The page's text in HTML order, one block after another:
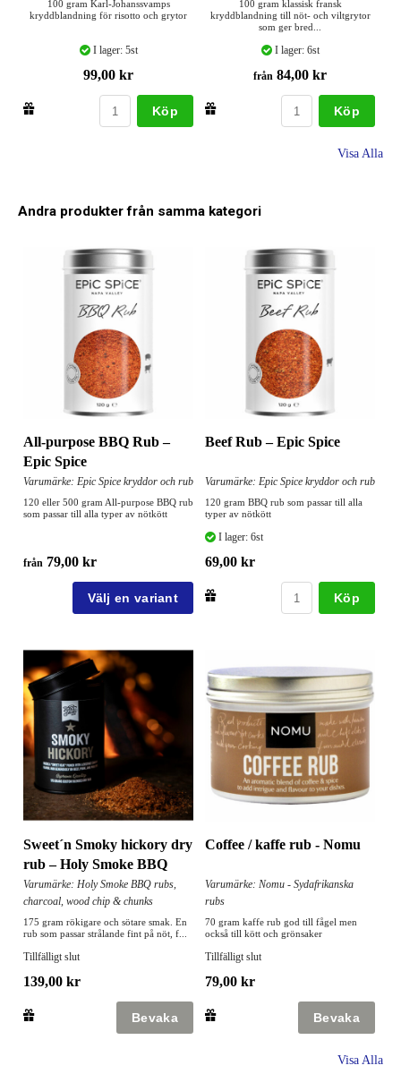
100 gram Karl-Johanssvamps
kryddblandning för risotto och grytor
I lager: 5st
99,00 kr
Köp
100 gram klassisk fransk
kryddblandning till nöt- och viltgrytor
som ger bred...
I lager: 6st
från 84,00 kr
Köp
Visa Alla
Andra produkter från samma kategori
All-purpose BBQ Rub –
Epic Spice
Varumärke: Epic Spice kryddor och rub
120 eller 500 gram All-purpose BBQ rub
som passar till alla typer av nötkött
från 79,00 kr
Beef Rub – Epic Spice
Varumärke: Epic Spice kryddor och rub
120 gram BBQ rub som passar till alla
typer av nötkött
I lager: 6st
69,00 kr
Köp
Sweet´n Smoky hickory dry
rub – Holy Smoke BBQ
Varumärke: Holy Smoke BBQ rubs,
charcoal, wood chip & chunks
175 gram rökigare och sötare smak. En
rub som passar strålande fint på nöt, f...
Tillfälligt slut
139,00 kr
Coffee / kaffe rub - Nomu
Varumärke: Nomu - Sydafrikanska
rubs
70 gram kaffe rub god till fågel men
också till kött och grönsaker
Tillfälligt slut
79,00 kr
Visa Alla